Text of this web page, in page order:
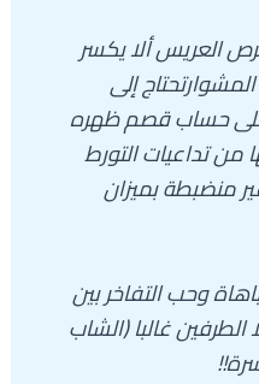
العريس ألا يكسر
إلى
على حساب قصم ظهره
تداعيات التورط
منضبطة بميزان
وحب التفاخر بين
غالبا (الشاب